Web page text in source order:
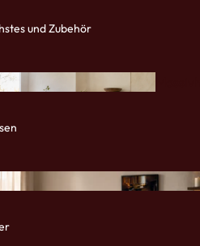
und Sitzmöbel
Tisch
und Zubehör